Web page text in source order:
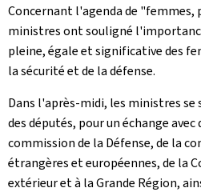
Concernant l'agenda de "femmes,
ministres ont souligné
pleine, égale et significative des
la sécurité et de la défense.
Dans l'après-midi, les ministres se
des députés, pour un échange avec
commission de la Défense, de la
étrangères et européennes, de la
extérieur et à la Grande Région,